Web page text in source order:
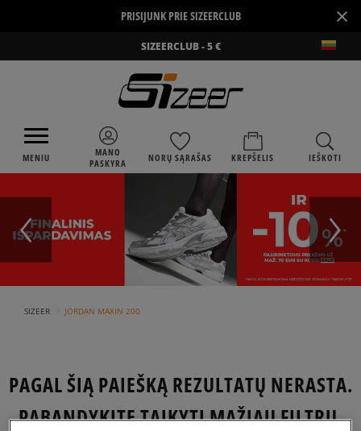
PRISIJUNK PRIE SIZEERCLUB ×
SIZEERCLUB - 5 €
MENIU
MANO
PASKYRA
NORŲ SĄRAŠAS KREPŠELIS IEŠKOTI
SIZEER JORDAN MAXIN 200
PAGAL ŠIĄ PAIEŠKĄ REZULTATŲ NERASTA.
PABANDYKITE TAIKYTI MAŽIAU FILTRŲ.